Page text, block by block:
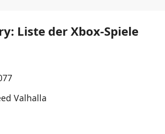
Liste der Xbox-Spiele
Valhalla